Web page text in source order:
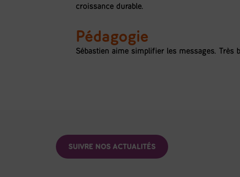
croissance durable.
Pédagogie
Sébastien aime simplifier les messages. Très
SUIVRE NOS ACTUALITÉS